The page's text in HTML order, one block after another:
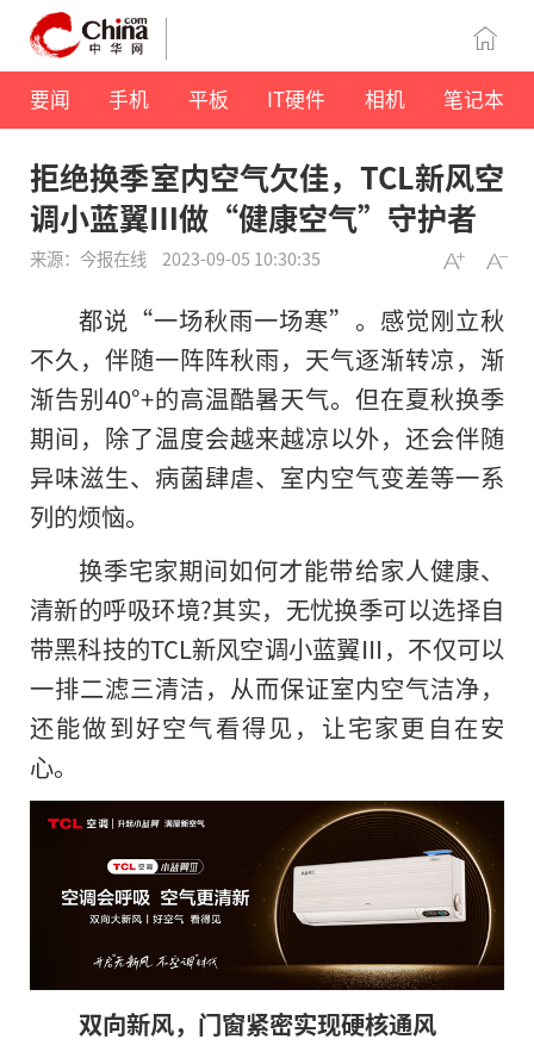
要闻 手机 平板 IT硬件 相机 笔记本
拒绝换季室内空气欠佳，TCL新风空
调小蓝翼Ⅲ做“健康空气”守护者
来源：今报在线 2023-09-05 10:30:35
都说“一场秋雨一场寒”。感觉刚立秋
不久，伴随一阵阵秋雨，天气逐渐转凉，渐
渐告别40°+的高温酷暑天气。但在夏秋换季
期间，除了温度会越来越凉以外，还会伴随
异味滋生、病菌肆虐、室内空气变差等一系
列的烦恼。
换季宅家期间如何才能带给家人健康、
清新的呼吸环境?其实，无忧换季可以选择自
带黑科技的TCL新风空调小蓝翼Ⅲ，不仅可以
一排二滤三清洁，从而保证室内空气洁净，
还能做到好空气看得见，让宅家更自在安
心。
双向新风，门窗紧密实现硬核通风